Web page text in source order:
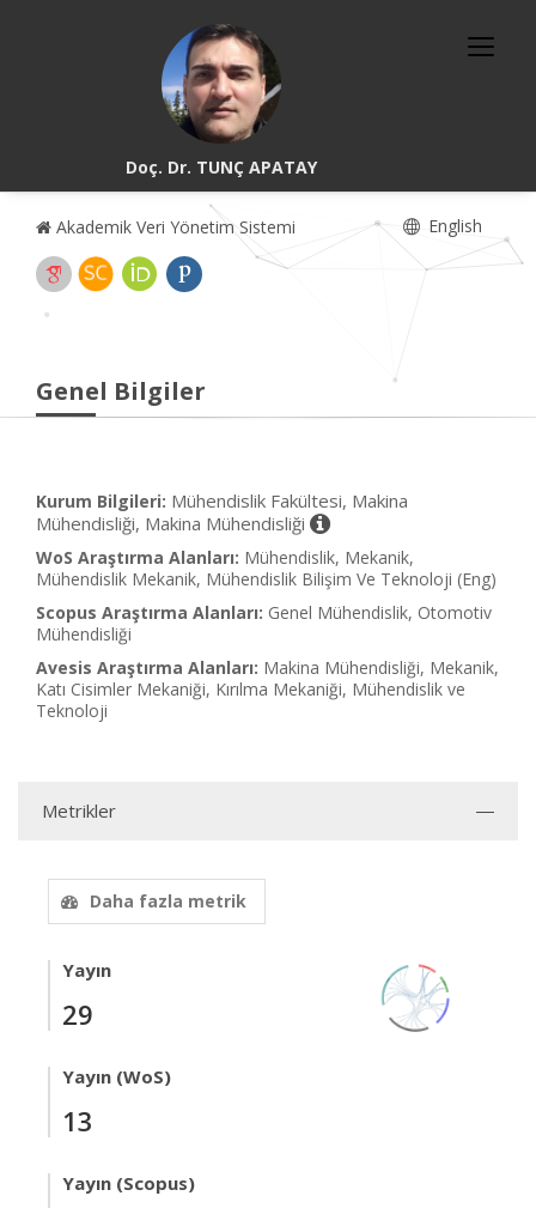
Doç. Dr. TUNÇ APATAY
Akademik Veri Yönetim Sistemi English
Genel Bilgiler
Kurum Bilgileri: Mühendislik Fakültesi, Makina
Mühendisliği, Makina Mühendisliği
WoS Araştırma Alanları: Mühendislik, Mekanik,
Mühendislik Mekanik, Mühendislik Bilişim Ve Teknoloji (Eng)
Scopus Araştırma Alanları: Genel Mühendislik, Otomotiv
Mühendisliği
Avesis Araştırma Alanları: Makina Mühendisliği, Mekanik,
Katı Cisimler Mekaniği, Kırılma Mekaniği, Mühendislik ve
Teknoloji
Metrikler
Daha fazla metrik
Yayın
29
Yayın (WoS)
13
Yayın (Scopus)